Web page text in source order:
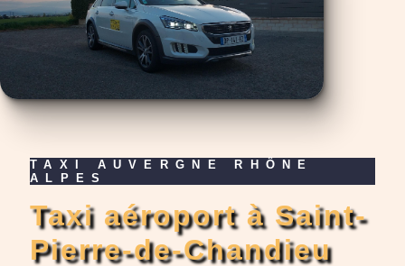
TAXI AUVERGNE RHÔNE
ALPES
taxi aéroport à Saint-
Pierre-de-Chandieu